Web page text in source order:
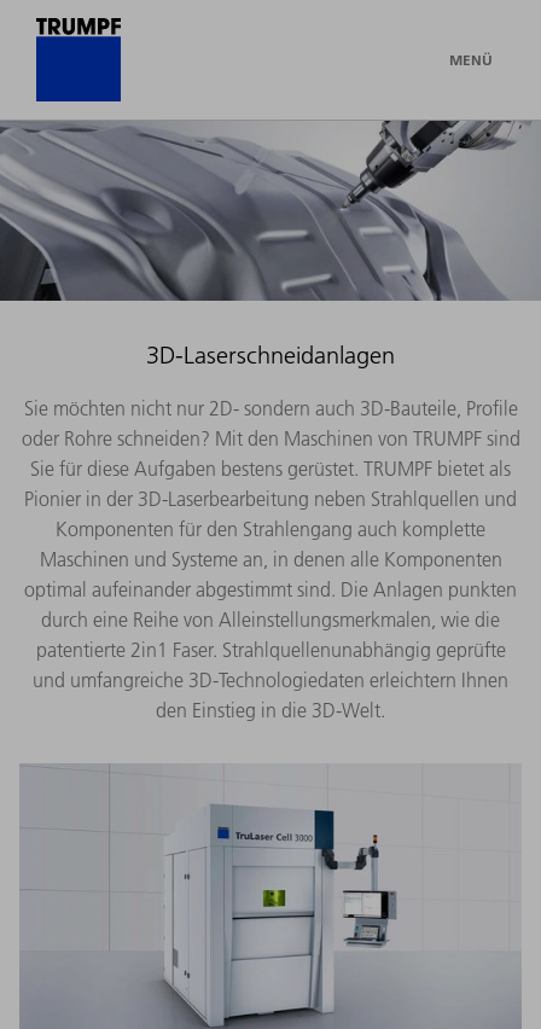
MENÜ
3D-Laserschneidanlagen
Sie möchten nicht nur 2D- sondern auch 3D-Bauteile, Profile
oder Rohre schneiden? Mit den Maschinen von TRUMPF sind
Sie für diese Aufgaben bestens gerüstet. TRUMPF bietet als
Pionier in der 3D-Laserbearbeitung neben Strahlquellen und
Komponenten für den Strahlengang auch komplette
Maschinen und Systeme an, in denen alle Komponenten
optimal aufeinander abgestimmt sind. Die Anlagen punkten
durch eine Reihe von Alleinstellungsmerkmalen, wie die
patentierte 2in1 Faser. Strahlquellenunabhängig geprüfte
und umfangreiche 3D-Technologiedaten erleichtern Ihnen
den Einstieg in die 3D-Welt.